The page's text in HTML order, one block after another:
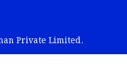
Private Limited.